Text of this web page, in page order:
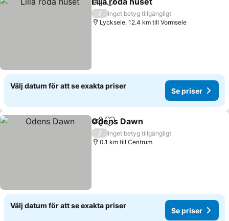
Dela Lägg till i Mina Favoriter
/
Inget betyg tillgängligt
Lycksele, 12.4 km till Vormsele
Välj datum för att se exakta priser
Se priser
Dela Lägg till i Mina Favoriter
Odens Dawn
/
Inget betyg tillgängligt
0.1 km till Centrum
Välj datum för att se exakta priser
Se priser